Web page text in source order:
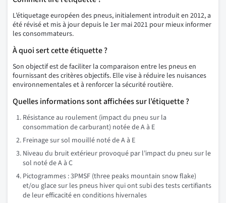
L’étiquetage européen des pneus, initialement introduit en 2012, a
été révisé et mis à jour depuis le 1er mai 2021 pour mieux informer
les consommateurs.
À quoi sert cette étiquette ?
Son objectif est de faciliter la comparaison entre les pneus en
fournissant des critères objectifs. Elle vise à réduire les nuisances
environnementales et à renforcer la sécurité routière.
Quelles informations sont affichées sur l’étiquette ?
Résistance au roulement (impact du pneu sur la
consommation de carburant) notée de A à E
Freinage sur sol mouillé noté de A à E
Niveau du bruit extérieur provoqué par l’impact du pneu sur le
sol noté de A à C
Pictogrammes : 3PMSF (three peaks mountain snow flake)
et/ou glace sur les pneus hiver qui ont subi des tests certifiants
de leur efficacité en conditions hivernales